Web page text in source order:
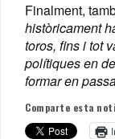
Finalment,
històricament
toros, fins i tot
polítiques en
formar en
Comparte esta